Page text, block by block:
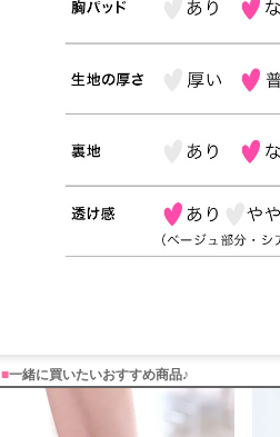
■一緒に買いたいおすすめ商品♪